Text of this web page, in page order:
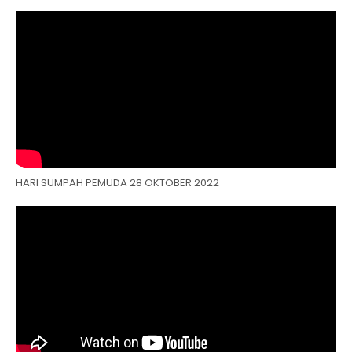
HARI SUMPAH PEMUDA 28 OKTOBER 2022